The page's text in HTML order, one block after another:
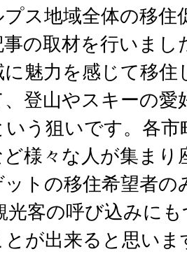
ス地域全体の移住
事の取材を行いまし
魅力を感じて移住
登山やスキーの愛
う狙いです。各市
様々な人が集まり
トの移住希望者の
光客の呼び込みに
とが出来ると思いま